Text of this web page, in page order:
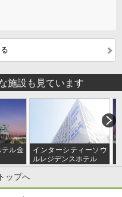
施設も見ています
テル金
インターシティーソウ
ルレジデンスホテル
ップへ